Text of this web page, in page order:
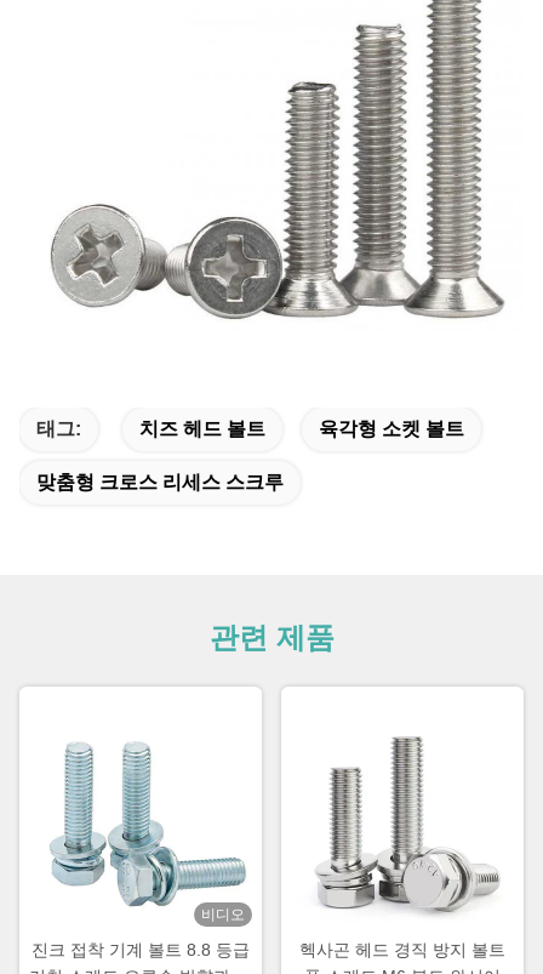
태그: 치즈 헤드 볼트 육각형 소켓 볼트
맞춤형 크로스 리세스 스크루
관련 제품
비디오
진크 접착 기계 볼트 8.8 등급
헥사곤 헤드 경직 방지 볼트